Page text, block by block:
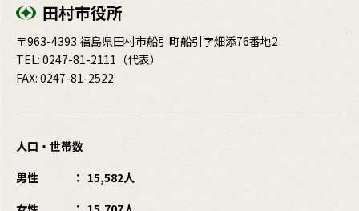
田村市役所
〒963-4393 福島県田村市船引町船引字畑添76番地2
TEL: 0247-81-2111 （代表）
FAX: 0247-81-2522
人口・世帯数
男性
15,582人